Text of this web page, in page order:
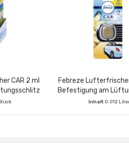
CAR 2 ml
Febreze
Befestigung am
Vanille
Inhalt 0.012